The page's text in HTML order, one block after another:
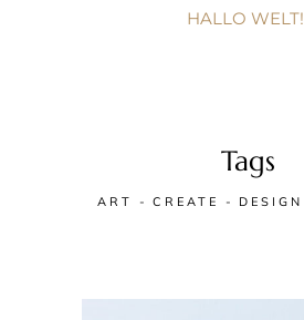
HALLO WELT!
Tags
ART CREATE DESIGN